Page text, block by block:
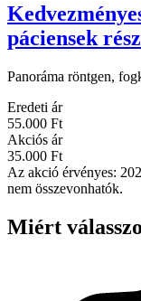
páciensek
Panoráma röntgen,
Eredeti ár
55.000 Ft
Akciós ár
35.000 Ft
Az akció érvényes:
nem összevonhatók.
Miért